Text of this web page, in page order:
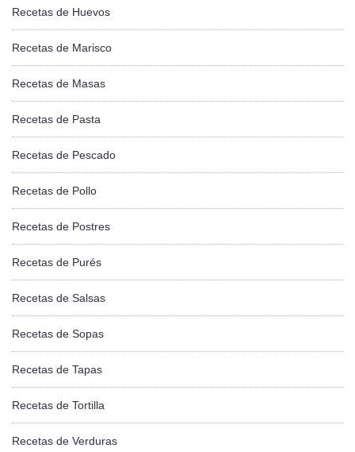
Recetas de Huevos
Recetas de Marisco
Recetas de Masas
Recetas de Pasta
Recetas de Pescado
Recetas de Pollo
Recetas de Postres
Recetas de Purés
Recetas de Salsas
Recetas de Sopas
Recetas de Tapas
Recetas de Tortilla
Recetas de Verduras